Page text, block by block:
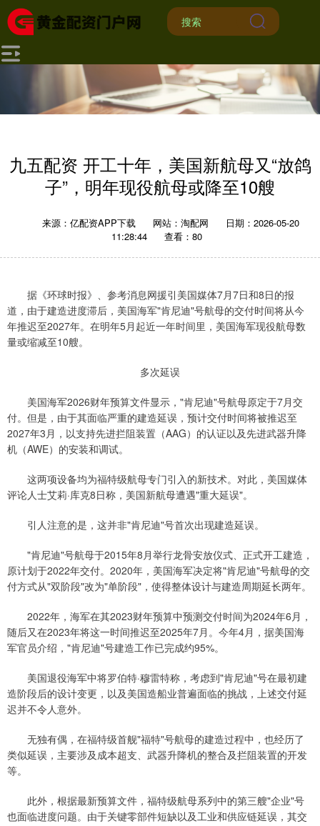
九五配资 开工十年，美国新航母又“放鸽
子”，明年现役航母或降至10艘
来源：亿配资APP下载 网站：淘配网
日期：2026-05-20
11:28:44
查看：80
据《环球时报》、参考消息网援引美国媒体7月7日和8日的报
道，由于建造进度滞后，美国海军"肯尼迪"号航母的交付时间将从今
年推迟至2027年。在明年5月起近一年时间里，美国海军现役航母数
量或缩减至10艘。
多次延误
美国海军2026财年预算文件显示，"肯尼迪"号航母原定于7月交
付。但是，由于其面临严重的建造延误，预计交付时间将被推迟至
2027年3月，以支持先进拦阻装置（AAG）的认证以及先进武器升降
机（AWE）的安装和调试。
这两项设备均为福特级航母专门引入的新技术。对此，美国媒体
评论人士艾莉·库克8日称，美国新航母遭遇"重大延误"。
引人注意的是，这并非"肯尼迪"号首次出现建造延误。
"肯尼迪"号航母于2015年8月举行龙骨安放仪式、正式开工建造，
原计划于2022年交付。2020年，美国海军决定将"肯尼迪"号航母的交
付方式从"双阶段"改为"单阶段"，使得整体设计与建造周期延长两年。
2022年，海军在其2023财年预算中预测交付时间为2024年6月，
随后又在2023年将这一时间推迟至2025年7月。今年4月，据美国海
军官员介绍，"肯尼迪"号建造工作已完成约95%。
美国退役海军中将罗伯特·穆雷特称，考虑到"肯尼迪"号在最初建
造阶段后的设计变更，以及美国造船业普遍面临的挑战，上述交付延
迟并不令人意外。
无独有偶，在福特级首舰"福特"号航母的建造过程中，也经历了
类似延误，主要涉及成本超支、武器升降机的整合及拦阻装置的开发
等。
此外，根据最新预算文件，福特级航母系列中的第三艘"企业"号
也面临进度问题。由于关键零部件短缺以及工业和供应链延误，其交